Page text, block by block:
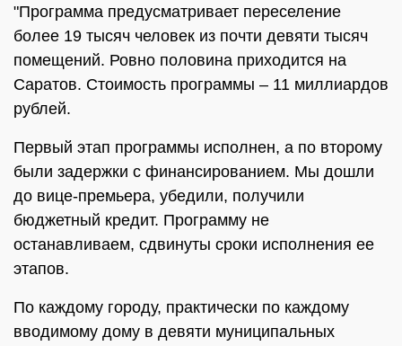
"Программа предусматривает переселение
более 19 тысяч человек из почти девяти тысяч
помещений. Ровно половина приходится на
Саратов. Стоимость программы – 11 миллиардов
рублей.
Первый этап программы исполнен, а по второму
были задержки с финансированием. Мы дошли
до вице-премьера, убедили, получили
бюджетный кредит. Программу не
останавливаем, сдвинуты сроки исполнения ее
этапов.
По каждому городу, практически по каждому
вводимому дому в девяти муниципальных